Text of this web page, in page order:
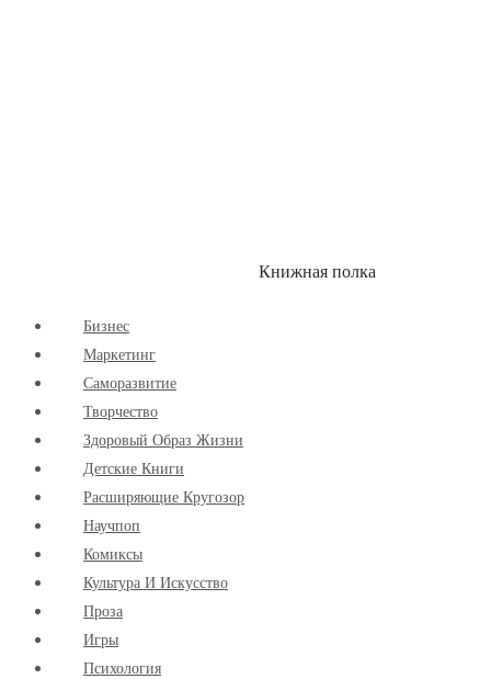
Книжная полка
Бизнес
Маркетинг
Cаморазвитие
Творчество
Здоровый Образ Жизни
Детские Книги
Расширяющие Кругозор
Научпоп
Комиксы
Культура И Искусство
Проза
Игры
Психология